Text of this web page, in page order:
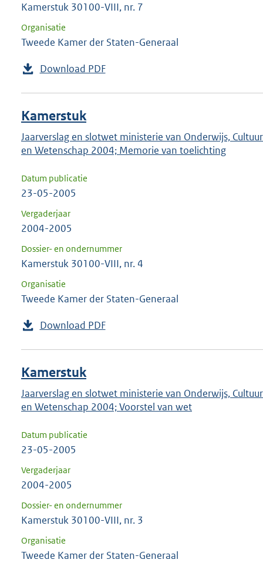
Kamerstuk 30100-VIII, nr. 7
Organisatie
Tweede Kamer der Staten-Generaal
Download PDF
Kamerstuk
Jaarverslag en slotwet ministerie van Onderwijs, Cultuur
en Wetenschap 2004; Memorie van toelichting
Datum publicatie
23-05-2005
Vergaderjaar
2004-2005
Dossier- en ondernummer
Kamerstuk 30100-VIII, nr. 4
Organisatie
Tweede Kamer der Staten-Generaal
Download PDF
Kamerstuk
Jaarverslag en slotwet ministerie van Onderwijs, Cultuur
en Wetenschap 2004; Voorstel van wet
Datum publicatie
23-05-2005
Vergaderjaar
2004-2005
Dossier- en ondernummer
Kamerstuk 30100-VIII, nr. 3
Organisatie
Tweede Kamer der Staten-Generaal